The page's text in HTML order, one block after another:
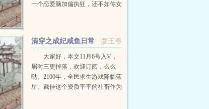
一个恋爱脑加偏执狂，还不如你女
彦王爷
清穿之成妃咸鱼日常
大家好，本文11月6号入V，
届时三更掉落，欢迎订阅，么么
哒。2100年，全民求生游戏降临蓝
星。戴佳这个资质平平的社畜作为